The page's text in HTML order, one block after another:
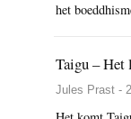
het
Taigu – Het
Jules Prast -